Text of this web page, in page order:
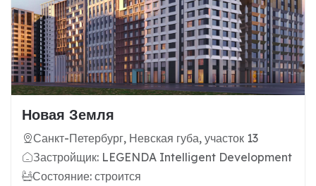
Новая Земля
Санкт-Петербург, Невская губа, участок 13
Застройщик: LEGENDA Intelligent Development
Состояние: строится